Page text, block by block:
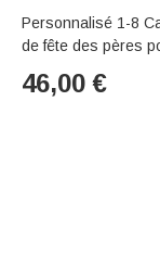
Personnalisé 1-8
de fête des pères
46,00 €